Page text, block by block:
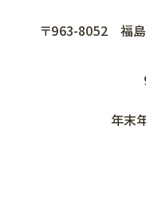
〒963-8052
福
年末